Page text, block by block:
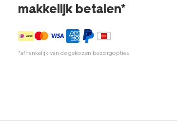
makkelijk betalen*
*afhankelijk van de gekozen bezorgopties